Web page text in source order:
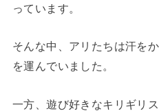
っています。
そんな中、アリたちは汗を
を運んでいました。
一方、遊び好きなキリギリ